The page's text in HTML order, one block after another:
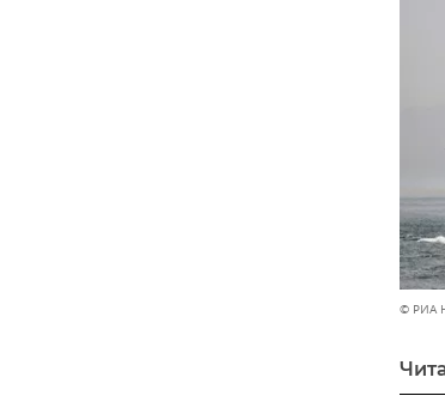
© РИА